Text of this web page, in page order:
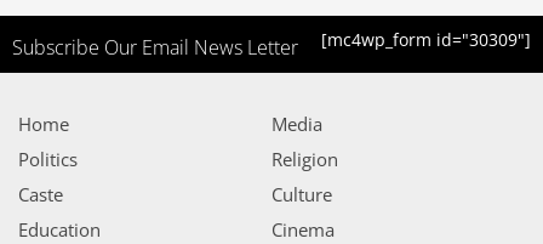
Subscribe Our Email News Letter [mc4wp_form id="30309"]
Home
Politics
Caste
Education
Media
Religion
Culture
Cinema